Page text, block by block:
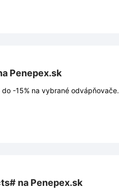
Penepex.sk
-15% na vybrané odvápňovače.
na Penepex.sk